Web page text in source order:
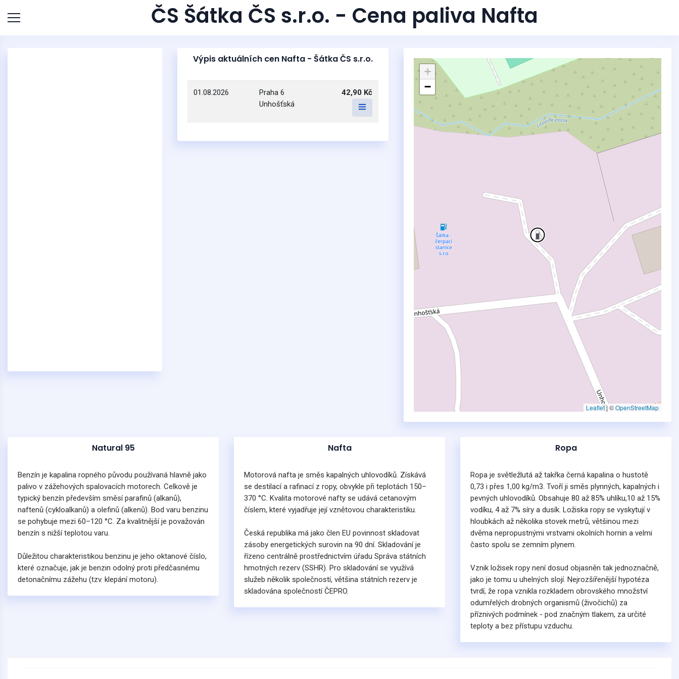
ČS Šátka ČS s.r.o. - Cena paliva Nafta
Výpis aktuálních cen Nafta - Šátka ČS s.r.o.
01.08.2026
Praha 6
Unhošťská
42,90 Kč
+
−
Leaflet|©OpenStreetMap
Natural 95
Benzín je kapalina ropného původu používaná hlavně jako
palivo v zážehových spalovacích motorech. Celkově je
typický benzín především směsí parafinů (alkanů),
naftenů (cykloalkanů) a olefinů (alkenů). Bod varu benzinu
se pohybuje mezi 60–120 °C. Za kvalitnější je považován
benzín s nižší teplotou varu.
Důležitou charakteristikou benzinu je jeho oktanové číslo,
které označuje, jak je benzin odolný proti předčasnému
detonačnímu zážehu (tzv. klepání motoru).
Nafta
Motorová nafta je směs kapalných uhlovodíků. Získává
se destilací a rafinací z ropy, obvykle při teplotách 150–
370 °C. Kvalita motorové nafty se udává cetanovým
číslem, které vyjadřuje její vznětovou charakteristiku.
Česká republika má jako člen EU povinnost skladovat
zásoby energetických surovin na 90 dní. Skladování je
řízeno centrálně prostřednictvím úřadu Správa státních
hmotných rezerv (SSHR). Pro skladování se využívá
služeb několik společností, většina státních rezerv je
skladována společností ČEPRO.
Ropa
Ropa je světležlutá až takřka černá kapalina o hustotě
0,73 i přes 1,00 kg/m3. Tvoří ji směs plynných, kapalných i
pevných uhlovodíků. Obsahuje 80 až 85% uhlíku,10 až 15%
vodíku, 4 až 7% síry a dusík. Ložiska ropy se vyskytují v
hloubkách až několika stovek metrů, většinou mezi
dvěma nepropustnými vrstvami okolních hornin a velmi
často spolu se zemním plynem.
Vznik ložisek ropy není dosud objasněn tak jednoznačně,
jako je tomu u uhelných slojí. Nejrozšířenější hypotéza
tvrdí, že ropa vznikla rozkladem obrovského množství
odumřelých drobných organismů (živočichů) za
příznivých podmínek - pod značným tlakem, za určité
teploty a bez přístupu vzduchu.